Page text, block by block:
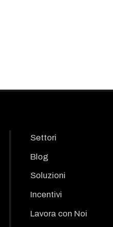
Settori
Blog
Soluzioni
Incentivi
Lavora con Noi